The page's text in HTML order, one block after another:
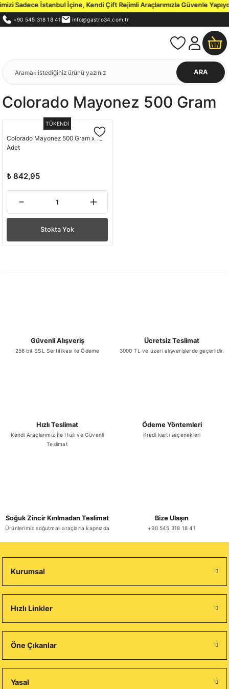
Sadece İstanbul İçine, Kendi Çift Rejimli Araçlarımızla Güvenle
+90 545 318 18 41 info@gastro34.com.tr
ARA
Colorado Mayonez 500 Gram
TÜKENDİ
Colorado Mayonez 500 Gram x 12
Adet
₺ 842,95
Stokta Yok
Güvenli Alışveriş
256 bit SSL Sertifikası ile Ödeme
Ücretsiz Teslimat
3000 TL ve üzeri alışverişlerde geçerlidir.
Hızlı Teslimat
Kendi Araçlarımız İle Hızlı ve Güvenli
Teslimat
Ödeme Yöntemleri
Kredi kartı seçenekleri
Soğuk Zincir Kırılmadan Teslimat
Ürünlerimiz soğutmalı araçlarla kapnızda
Bize Ulaşın
+90 545 318 18 41
Kurumsal
Hızlı Linkler
Öne Çıkanlar
Yasal